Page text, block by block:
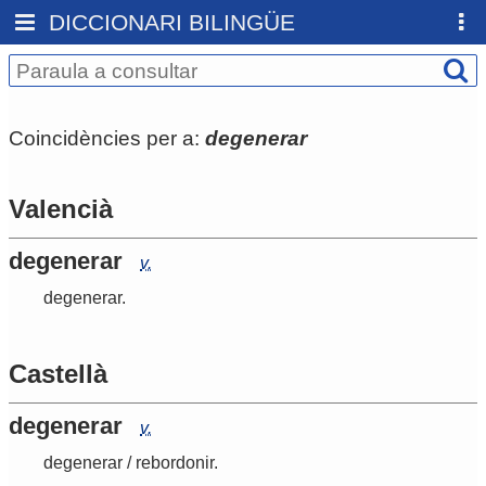
DICCIONARI BILINGÜE
Coincidències per a: degenerar
Valencià
degenerar
v.
degenerar.
Castellà
degenerar
v.
degenerar / rebordonir.